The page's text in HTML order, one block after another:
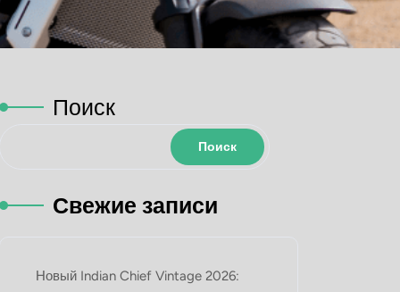
Поиск
Поиск
Свежие записи
Новый Indian Chief Vintage 2026: